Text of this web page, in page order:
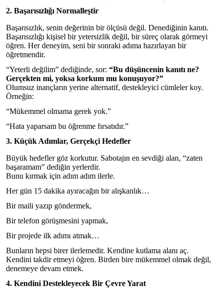
2. Başarısızlığı Normalleştir
Başarısızlık, senin değerinin bir ölçüsü değil. Denediğinin kanıtı.
Başarısızlığı kişisel bir yetersizlik değil, bir süreç olarak görmeyi
öğren. Her deneyim, seni bir sonraki adıma hazırlayan bir
öğretmendir.
“Yeterli değilim” dediğinde, sor: “Bu düşüncenin kanıtı ne?
Gerçekten mi, yoksa korkum mu konuşuyor?”
Olumsuz inançların yerine alternatif, destekleyici cümleler koy.
Örneğin:
“Mükemmel olmama gerek yok.”
“Hata yaparsam bu öğrenme fırsatıdır.”
3. Küçük Adımlar, Gerçekçi Hedefler
Büyük hedefler göz korkutur. Sabotajın en sevdiği alan, “zaten
başaramam” dediğin yerlerdir.
Bunu kırmak için adım adım ilerle.
Her gün 15 dakika ayıracağın bir alışkanlık…
Bir maili yazıp göndermek,
Bir telefon görüşmesini yapmak,
Bir projede ilk adımı atmak…
Bunların hepsi birer ilerlemedir. Kendine kutlama alanı aç.
Kendini takdir etmeyi öğren. Birden bire mükemmel olmak değil,
denemeye devam etmek.
4. Kendini Destekleyecek Bir Çevre Yarat